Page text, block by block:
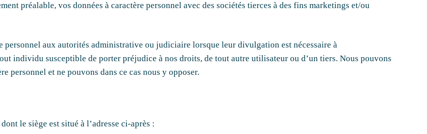
préalable, vos données à caractère personnel avec des sociétés tierces à des fins marketings et/ou
personnel aux autorités administrative ou judiciaire lorsque leur divulgation est nécessaire à
individu susceptible de porter préjudice à nos droits, de tout autre utilisateur ou d’un tiers. Nous pouvons
personnel et ne pouvons dans ce cas nous y opposer.
le siège est situé à l’adresse ci-après :